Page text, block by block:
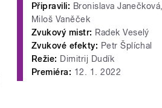
Připravili: Bronislava Janečková,
Miloš Vaněček
Zvukový mistr: Radek Veselý
Zvukové efekty: Petr Šplíchal
Režie: Dimitrij Dudík
Premiéra: 12. 1. 2022